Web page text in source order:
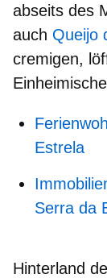
abseits des
auch Queijo
cremigen,
Estrela
Serra da
Hinterland